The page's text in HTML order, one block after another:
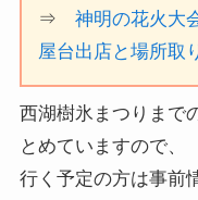
⇒ 神明の花火大
屋台出店と場所取
西湖樹氷まつりまで
とめていますので、
行く予定の方は事前